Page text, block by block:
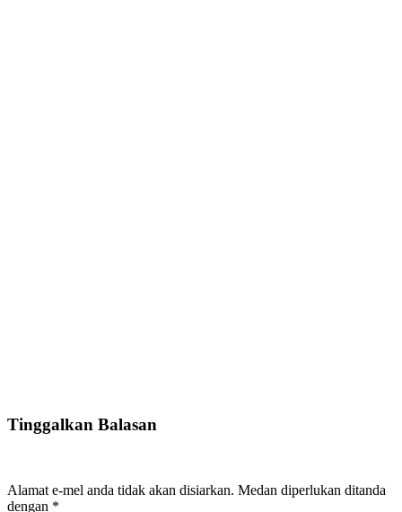
Tinggalkan Balasan
Alamat e-mel anda tidak akan disiarkan. Medan diperlukan ditanda
dengan *